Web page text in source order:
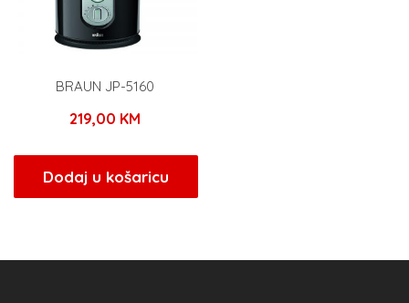
BRAUN JP-5160
219,00 KM
Dodaj u košaricu